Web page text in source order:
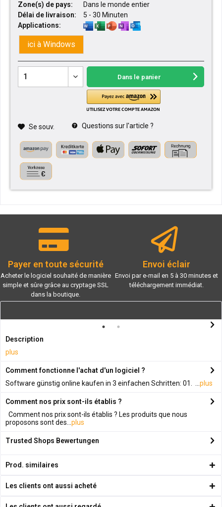
Zone(s) de pays:
Dans le monde entier
Délai de livraison:
5 - 30 Minuten
Applications:
ici à Windows
Dans le panier
Se souv. Questions sur l'article ?
Payer en toute sécurité
Acheter le logiciel souhaité de manière
simple et sûre grâce au cryptage SSL
dans la boutique.
Envoi éclair
Envoi par e-mail en 5 à 30 minutes et
téléchargement immédiat.
Description
plus
Comment fonctionne l'achat d'un logiciel ?
Software günstig online kaufen in 3 einfachen Schritten: 01. ... plus
Comment nos prix sont-ils établis ?
Comment nos prix sont-ils établis ? Les produits que nous
proposons sont des... plus
Trusted Shops Bewertungen
Prod. similaires
Les clients ont aussi acheté